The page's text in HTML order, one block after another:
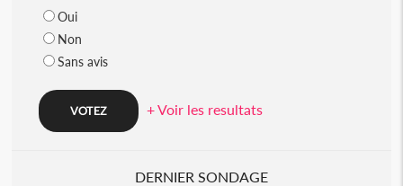
Oui
Non
Sans avis
+ Voir les resultats
DERNIER SONDAGE